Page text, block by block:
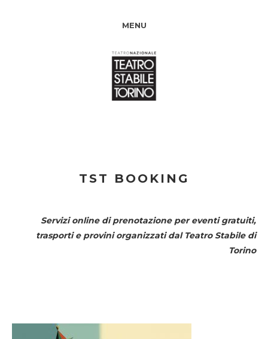
MENU
TST BOOKING
Servizi online di prenotazione per eventi gratuiti,
trasporti e provini organizzati dal Teatro Stabile di
Torino